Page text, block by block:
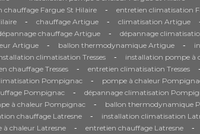
chauffage Fargue St Hilaire - entretien climatisation
- chauffage Artigue - climatisation Artigue
chauffage Artigue - dépannage
Artigue - ballon thermodynamique Artigue -
climatisation Tresses - installation pompe à
chauffage Tresses - entretien climatisation Tresses -
Pompignac - pompe à chaleur
Pompignac - dépannage climatisation
à chaleur Pompignac - ballon thermodynamique
chauffage Latresne - installation climatisation
chaleur Latresne - entretien chauffage Latresne -